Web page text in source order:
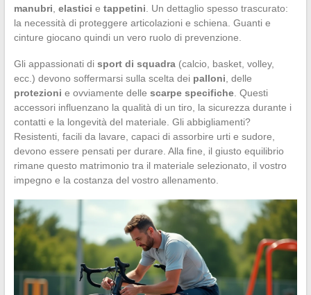
manubri elastici e tappetini . Un dettaglio spesso trascurato:
la necessità di proteggere articolazioni e schiena. Guanti e
cinture giocano quindi un vero ruolo di prevenzione.
Gli appassionati di sport di squadra(calcio, basket, volley,
ecc.) devono soffermarsi sulla scelta dei palloni , delle
protezioni e ovviamente delle scarpe specifiche. Questi
accessori influenzano la qualità di un tiro, la sicurezza durante i
contatti e la longevità del materiale. Gli abbigliamenti?
Resistenti, facili da lavare, capaci di assorbire urti e sudore,
devono essere pensati per durare. Alla fine, il giusto equilibrio
rimane questo matrimonio tra il materiale selezionato, il vostro
impegno e la costanza del vostro allenamento.